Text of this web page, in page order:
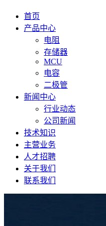
首页
产品中心
电阻
存储器
MCU
电容
二极管
新闻中心
行业动态
公司新闻
技术知识
主营业务
人才招聘
关于我们
联系我们